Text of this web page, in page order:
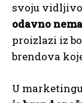
svoju
odavno
proizlazi iz
brendova
U